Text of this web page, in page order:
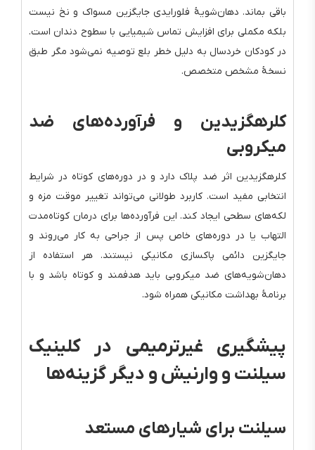
باقی بماند. دهان‌شویهٔ فلورایدی جایگزین مسواک و نخ نیست
بلکه مکملی برای افزایش تماس شیمیایی با سطوح دندان است.
در کودکان خردسال به دلیل خطر بلع توصیه نمی‌شود مگر طبق
نسخهٔ مشخص متخصص.
کلرهگزیدین و فرآورده‌های ضد
میکروبی
کلرهگزیدین اثر ضد پلاک دارد و در دوره‌های کوتاه در شرایط
انتخابی مفید است. کاربرد طولانی می‌تواند تغییر موقت مزه و
لکه‌های سطحی ایجاد کند. این فرآورده‌ها برای درمان کوتاه‌مدت
التهاب یا در دوره‌های خاص پس از جراحی به کار می‌روند و
جایگزین دائمی پاکسازی مکانیکی نیستند. هر استفاده از
دهان‌شویه‌های ضد میکروبی باید هدفمند و کوتاه باشد و با
برنامهٔ بهداشت مکانیکی همراه شود.
پیشگیری غیرترمیمی در کلینیک
سیلنت و وارنیش و دیگر گزینه‌ها
سیلنت برای شیارهای مستعد